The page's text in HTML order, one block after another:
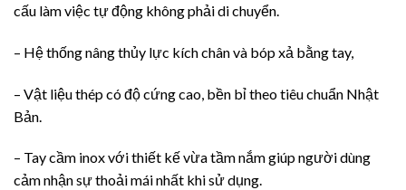
cấu làm việc tự động không phải di chuyển.
– Hệ thống nâng thủy lực kích chân và bóp xả bằng tay,
– Vật liệu thép có độ cứng cao, bền bỉ theo tiêu chuẩn Nhật
Bản.
– Tay cầm inox với thiết kế vừa tầm nắm giúp người dùng
cảm nhận sự thoải mái nhất khi sử dụng.